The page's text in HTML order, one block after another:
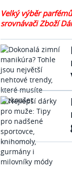
Velký výběr
srovnávači Zboží